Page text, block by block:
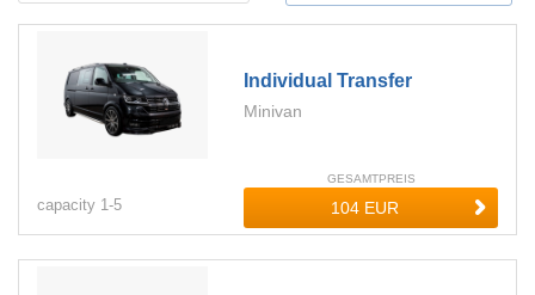
Individual Transfer
Minivan
capacity 1-5
GESAMTPREIS